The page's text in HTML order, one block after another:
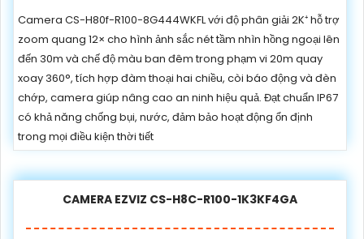
Camera CS-H80f-R100-8G444WKFL với độ phân giải 2K⁺ hỗ trợ
zoom quang 12× cho hình ảnh sắc nét tầm nhìn hồng ngoại lên
đến 30m và chế độ màu ban đêm trong phạm vi 20m quay
xoay 360°, tích hợp đàm thoại hai chiều, còi báo động và đèn
chớp, camera giúp nâng cao an ninh hiệu quả. Đạt chuẩn IP67
có khả năng chống bụi, nước, đảm bảo hoạt động ổn định
trong mọi điều kiện thời tiết
CAMERA EZVIZ CS-H8C-R100-1K3KF4GA